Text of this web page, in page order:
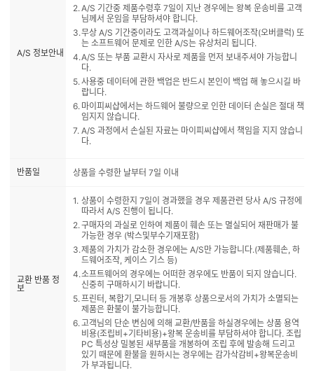
A/S 정보안내
A/S 기간중 제품수령후 7일이 지난 경우에는 왕복 운송비를 고객
님께서 운임을 부담하셔야 합니다.
무상 A/S 기간중이라도 고객과실이나 하드웨어조작(오버클럭) 또
는 소프트웨어 문제로 인한 A/S는 유상처리 됩니다.
A/S 또는 부품 교환시 자사로 제품을 먼저 보내주셔야 가능합니
다.
사용중 데이터에 관한 백업은 반드시 본인이 백업 해 놓으시길 바
랍니다.
마이피씨샵에서는 하드웨어 불량으로 인한 데이터 손실은 절대 책
임지지 않습니다.
A/S 과정에서 손실된 자료는 마이피씨샵에서 책임을 지지 않습니
다.
반품일 상품을 수령한 날부터 7일 이내
교환 반품 정
보
상품이 수령한지 7일이 경과했을 경우 제품관련 당사 A/S 규정에
따라서 A/S 진행이 됩니다.
구매자의 과실로 인하여 제품이 훼손 또는 멸실되어 재판매가 불
가능한 경우 (박스및부수기재포함)
제품의 가치가 감소한 경우에는 A/S만 가능합니다.(제품훼손, 하
드웨어조작, 케이스 기스 등)
소프트웨어의 경우에는 어떠한 경우에도 반품이 되지 않습니다.
신중히 구매하시기 바랍니다.
프린터, 복합기,모니터 등 개봉후 상품으로서의 가치가 소멸되는
제품은 환불이 불가능합니다.
고객님의 단순 변심에 의해 교환/반품을 하실경우에는 상품 용역
비용(조립비+기타비용)+왕복 운송비를 부담하셔야 합니다. 조립
PC 특성상 밀봉된 새부품을 개봉하여 조립 후에 발송해 드리고
있기 때문에 환불을 원하시는 경우에는 감가삭감비+왕복운송비
가 부과됩니다.